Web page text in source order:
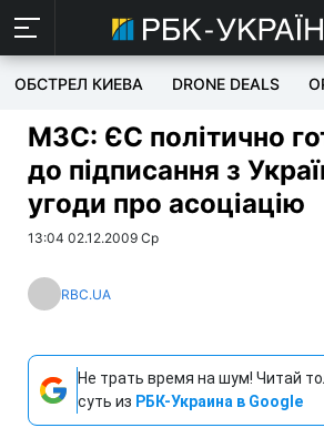
ОБСТРЕЛ КИЕВА DRONE DEALS
МЗС: ЄС політично
до підписання з
угоди про асоціацію
13:04 02.12.2009 Ср
RBC.UA
Не трать время на шум! Читай
суть из РБК-Украина в Google